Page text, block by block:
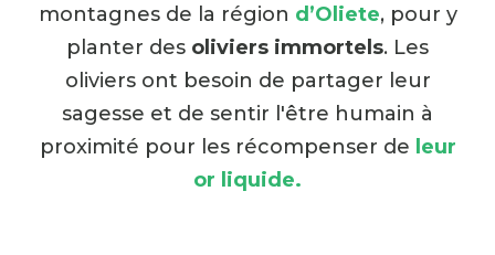
montagnes de la région d’Oliete, pour y
planter des oliviers immortels. Les
oliviers ont besoin de partager leur
sagesse et de sentir l'être humain à
proximité pour les récompenser de leur
or liquide.